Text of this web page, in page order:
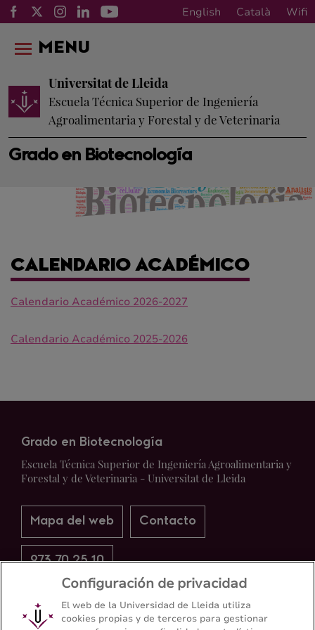
English Català Wifi
Grado en Biotecnología
Universitat de Lleida
Escuela Técnica Superior de Ingeniería
Agroalimentaria y Forestal y de Veterinaria
MENU
CALENDARIO ACADÉMICO
Calendario Académico 2026-2027
Calendario Académico 2025-2026
Grado en Biotecnología
Escuela Técnica Superior de Ingeniería Agroalimentaria y
Forestal y de Veterinaria - Universitat de Lleida
Mapa del web Contacto
973 70 25 10
Configuración de privacidad
El web de la Universidad de Lleida utiliza
cookies propias y de terceros para gestionar